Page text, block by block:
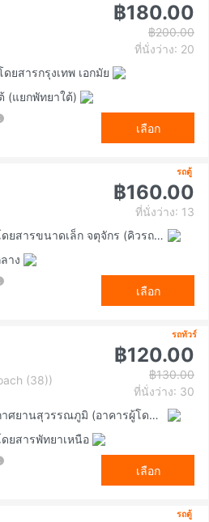
฿180.00
฿200.00
ที่นั่งว่าง: 20
ยสารกรุงเทพ เอกมัย
(แยกพัทยาใต้)
เลือก
รถตู้
฿160.00
ที่นั่งว่าง: 13
สถานีเดินรถโดยสารขนาดเล็ก จตุจักร (คิวรถตู้หมอชิต 2)
าง
เลือก
รถทัวร์
(38))
฿120.00
฿130.00
ที่นั่งว่าง: 30
จุดจอดท่าอากาศยานสุวรรณภูมิ (อาคารผู้โดยสารขาเข้า ชั้น 1 ประตู 8)
ยสารพัทยาเหนือ
เลือก
รถตู้